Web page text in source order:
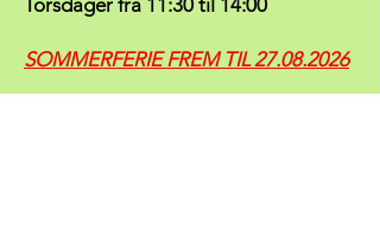
Torsdager fra 11:30 til 14:00
SOMMERFERIE FREM TIL27.08.2026